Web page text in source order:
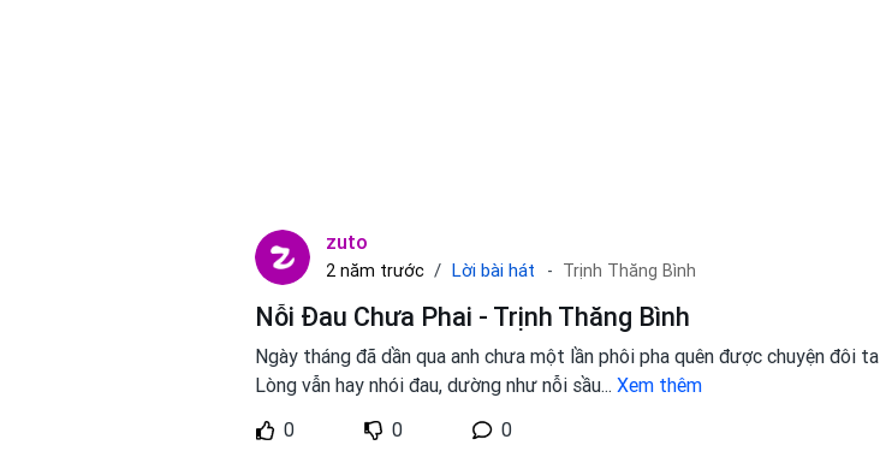
zuto
2 năm trước Lời bài hát Trịnh Thăng Bình
Nỗi Đau Chưa Phai - Trịnh Thăng Bình
Ngày tháng đã dần qua anh chưa một lần phôi pha quên được chuyện đôi ta
Lòng vẫn hay nhói đau, dường như nỗi sầu... Xem thêm
0
0 0